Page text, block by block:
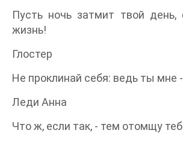
Пусть ночь затмит твой день,
жизнь!
Глостер
Не проклинай себя: ведь ты мне
Леди Анна
Что ж, если так, - тем отомщу